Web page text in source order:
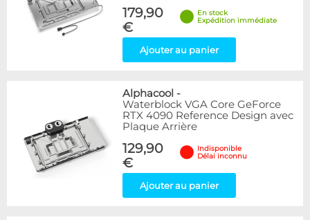
179,90
€
En stock
Expédition immédiate
Ajouter au panier
Alphacool -
Waterblock VGA Core GeForce
RTX 4090 Reference Design avec
Plaque Arrière
129,90
€
Indisponible
Délai inconnu
Ajouter au panier